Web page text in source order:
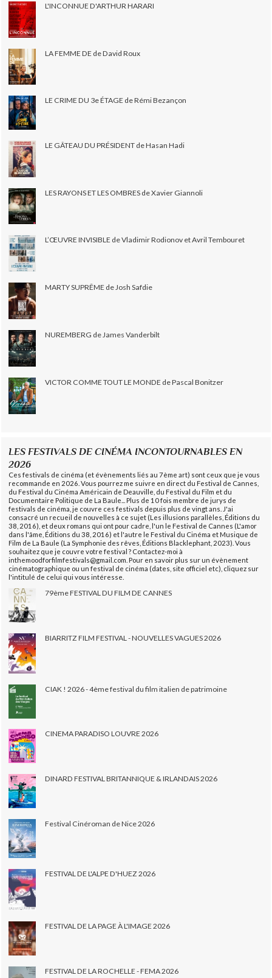
L'INCONNUE D'ARTHUR HARARI
LA FEMME DE de David Roux
LE CRIME DU 3e ÉTAGE de Rémi Bezançon
LE GÂTEAU DU PRÉSIDENT de Hasan Hadi
LES RAYONS ET LES OMBRES de Xavier Giannoli
L’ŒUVRE INVISIBLE de Vladimir Rodionov et Avril Tembouret
MARTY SUPRÊME de Josh Safdie
NUREMBERG de James Vanderbilt
VICTOR COMME TOUT LE MONDE de Pascal Bonitzer
LES FESTIVALS DE CINÉMA INCONTOURNABLES EN
2026
Ces festivals de cinéma (et évènements liés au 7ème art) sont ceux que je vous
recommande en 2026. Vous pourrez me suivre en direct du Festival de Cannes,
du Festival du Cinéma Américain de Deauville, du Festival du Film et du
Documentaire Politique de La Baule... Plus de 10 fois membre de jurys de
festivals de cinéma, je couvre ces festivals depuis plus de vingt ans. J'ai
consacré un recueil de nouvelles à ce sujet (Les illusions parallèles, Éditions du
38, 2016), et deux romans qui ont pour cadre, l'un le Festival de Cannes (L'amor
dans l'âme, Éditions du 38, 2016) et l'autre le Festival du Cinéma et Musique de
Film de La Baule (La Symphonie des rêves, Éditions Blacklephant, 2023). Vous
souhaitez que je couvre votre festival ? Contactez-moi à
inthemoodforfilmfestivals@gmail.com. Pour en savoir plus sur un évènement
cinématographique ou un festival de cinéma (dates, site officiel etc), cliquez sur
l'intitulé de celui qui vous intéresse.
79ème FESTIVAL DU FILM DE CANNES
BIARRITZ FILM FESTIVAL - NOUVELLES VAGUES 2026
CIAK ! 2026 - 4ème festival du film italien de patrimoine
CINEMA PARADISO LOUVRE 2026
DINARD FESTIVAL BRITANNIQUE & IRLANDAIS 2026
Festival Cinéroman de Nice 2026
FESTIVAL DE L'ALPE D'HUEZ 2026
FESTIVAL DE LA PAGE À L'IMAGE 2026
FESTIVAL DE LA ROCHELLE - FEMA 2026